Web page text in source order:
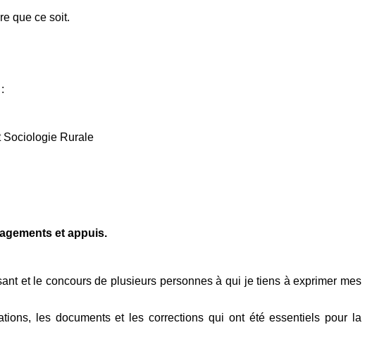
que ce soit.
Sociologie Rurale
et appuis.
et le concours de plusieurs personnes à qui je tiens à exprimer mes
les documents et les corrections qui ont été essentiels pour la